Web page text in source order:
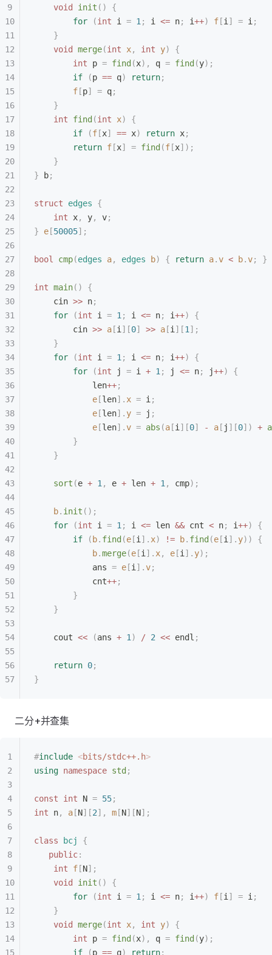
    void
init ()
{
        for
(int i = 1 ; i <= n; i++) f [i ] = i ;
    }
    void
merge(int x, int y)
{
        int
p = find (x), q = find (y);
        if
(p == q) return;
        f
[p] = q;
    }
    int
find (int x)
{
        if
(f [x] == x) return x;
        return
f [x] = find (f [x]);
    }
} b;
struct edges {
    int
x, y, v;
} e [50005];
bool cmp(edges a, edges b) { return a.v < b.v; }
int main()
{
    cin
>> n;
    for
(int i = 1 ; i <= n; i++)
{
        cin
>> a [i ][0] >> a [i ][1 ];
    }
    for
(int i = 1 ; i <= n; i++)
{
        for
(int j = i + 1 ; j <= n; j++)
{
            len
++;
            e
[len]. x = i ;
            e
[len]. y = j ;
            e
[len].v = abs (a [i ][0] - a [ j ][0]) +
        }
    }
    sort
(e + 1 , e + len + 1 , cmp);
    b
. init ();
    for
(int i = 1 ; i <= len && cnt < n; i++)
{
        if
( b. find (e [i ]. x) != b. find (e [i ]. y))
{
            b
.merge(e [i ]. x, e [i ]. y);
            ans
= e [i ].v;
            cnt
++;
        }
    }
    cout
<< (ans + 1 ) / 2 << endl ;
    return
0;
}
二分+并查集
#include <bits/stdc++.h>
using namespace std ;
const int N = 55;
int n, a [N][2], m [N][N];
class bcj
{
   public
:
    int
f [N];
    void
init ()
{
        for
(int i = 1 ; i <= n; i++) f [i ] = i ;
    }
    void
merge(int x, int y)
{
        int
p = find (x), q = find (y);
        if
(p == q) return;